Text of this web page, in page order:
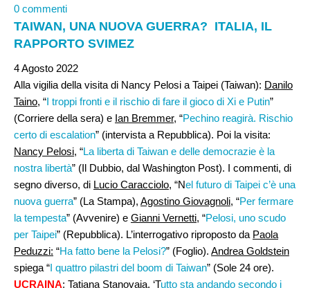
0 commenti
TAIWAN, UNA NUOVA GUERRA? ITALIA, IL
RAPPORTO SVIMEZ
4 Agosto 2022
Alla vigilia della visita di Nancy Pelosi a Taipei (Taiwan): Danilo
Taino, “I troppi fronti e il rischio di fare il gioco di Xi e Putin”
(Corriere della sera) e Ian Bremmer, “Pechino reagirà. Rischio
certo di escalation” (intervista a Repubblica). Poi la visita:
Nancy Pelosi, “La liberta di Taiwan e delle democrazie è la
nostra libertà” (Il Dubbio, dal Washington Post). I commenti, di
segno diverso, di Lucio Caracciolo, “Nel futuro di Taipei c’è una
nuova guerra” (La Stampa), Agostino Giovagnoli, “Per fermare
la tempesta” (Avvenire) e Gianni Vernetti, “Pelosi, uno scudo
per Taipei” (Repubblica). L’interrogativo riproposto da Paola
Peduzzi: “Ha fatto bene la Pelosi?” (Foglio). Andrea Goldstein
spiega “I quattro pilastri del boom di Taiwan” (Sole 24 ore).
UCRAINA: Tatiana Stanovaja, ‘Tutto sta andando secondo i